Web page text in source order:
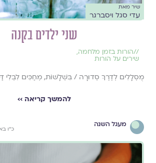
שיר מאת
עדי סגל ויסברגר
שני ילדים בקנה
//הורות בזמן מלחמה,
שירים על הורות
מֻסְלָלִים לְדֶרֶךְ סְדוּרָה / בִּשְׁלָשׁוֹת, מְחַכִּים לִבְלִי
להמשך קריאה ››
מעגל השנה
כ״ו